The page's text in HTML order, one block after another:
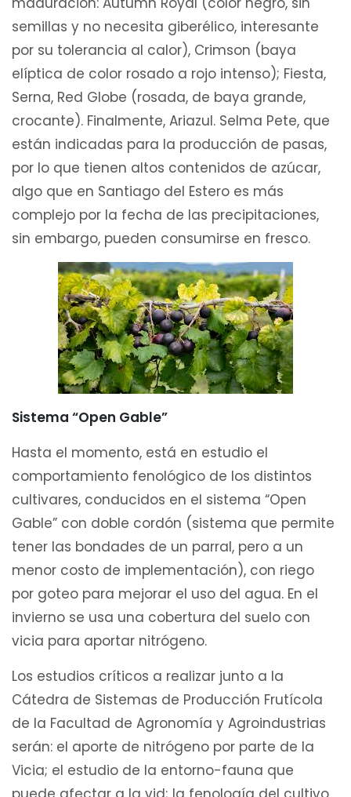
semillas y no necesita giberélico, interesante
por su tolerancia al calor), Crimson (baya
elíptica de color rosado a rojo intenso); Fiesta,
Serna, Red Globe (rosada, de baya grande,
crocante). Finalmente, Ariazul. Selma Pete, que
están indicadas para la producción de pasas,
por lo que tienen altos contenidos de azúcar,
algo que en Santiago del Estero es más
complejo por la fecha de las precipitaciones,
sin embargo, pueden consumirse en fresco.
Sistema “Open Gable”
Hasta el momento, está en estudio el
comportamiento fenológico de los distintos
cultivares, conducidos en el sistema “Open
Gable” con doble cordón (sistema que permite
tener las bondades de un parral, pero a un
menor costo de implementación), con riego
por goteo para mejorar el uso del agua. En el
invierno se usa una cobertura del suelo con
vicia para aportar nitrógeno.
Los estudios críticos a realizar junto a la
Cátedra de Sistemas de Producción Frutícola
de la Facultad de Agronomía y Agroindustrias
serán: el aporte de nitrógeno por parte de la
Vicia; el estudio de la entorno-fauna que